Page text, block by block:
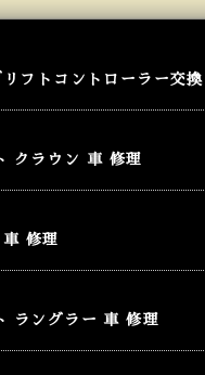
フトコントローラー交
クラウン 車 修理
修理
ラングラー 車 修理